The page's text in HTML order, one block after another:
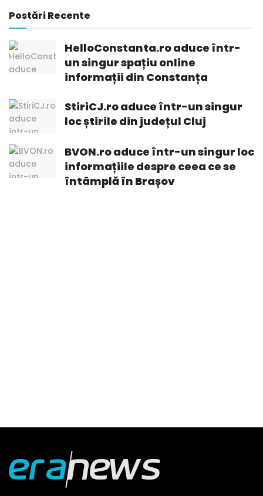
Postări Recente
HelloConstanta.ro aduce într-
un singur spațiu online
informații din Constanța
StiriCJ.ro aduce într-un singur
loc știrile din județul Cluj
BVON.ro aduce într-un singur loc
informațiile despre ceea ce se
întâmplă în Brașov